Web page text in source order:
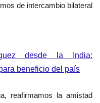
de intercambio bilateral
desde la India:
beneficio del país
reafirmamos la amistad